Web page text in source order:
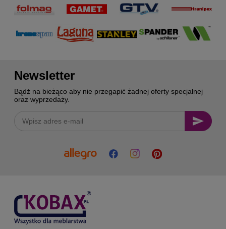
Newsletter
Bądź na bieżąco aby nie przegapić żadnej oferty specjalnej
oraz wyprzedaży.